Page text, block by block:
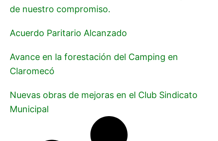
de nuestro compromiso.
Acuerdo Paritario Alcanzado
Avance en la forestación del Camping en
Claromecó
Nuevas obras de mejoras en el Club Sindicato
Municipal